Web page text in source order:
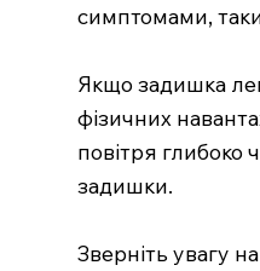
симптомами,
Якщо задишка
фізичних
повітря глибоко
задишки.
Зверніть увагу